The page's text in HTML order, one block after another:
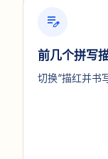
edit_note
前几个拼写
切换“描红并书